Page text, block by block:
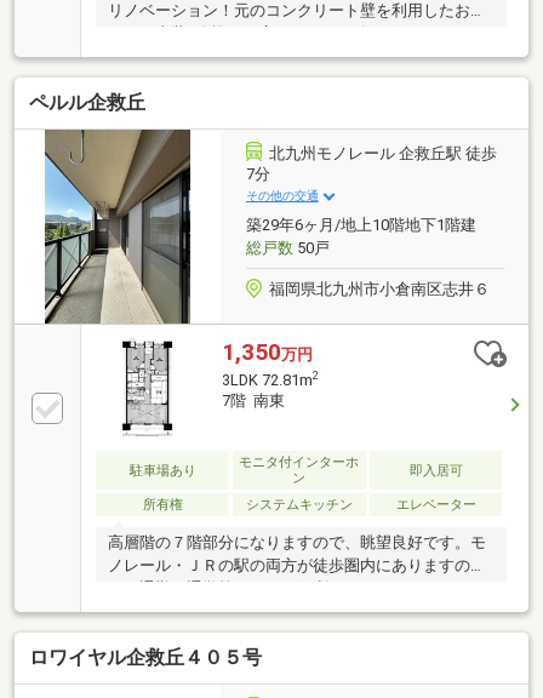
リノベーション！元のコンクリート壁を利用したおし
を感じる土間などこだわりを感じます♪●モノレール企
救丘駅 約497ｍ（徒歩7分）●モノレール志井駅 約
584ｍ（徒歩8分）●JR志井公園駅 約681ｍ（徒歩9
分）●西鉄バス「企救丘駅」停 約478ｍ（徒歩6分）●
志井小学校 約761ｍ（徒歩10分）●志徳中学校 約
1000ｍ（徒歩13分）●マルショク企救丘店 約383ｍ
（徒歩5分）●ファミリーマート小倉企救丘駅前店 約
432ｍ（徒歩6分）
ペルル企救丘
北九州モノレール 企救丘駅 徒歩
7分
その他の交通
築29年6ヶ月/地上10階地下1階建
総戸数50戸
福岡県北九州市小倉南区志井６
1,350万円
3LDK 72.81m2
7階 南東
駐車場あり
モニタ付インターホ
ン
即入居可
所有権 システムキッチン エレベーター
高層階の７階部分になりますので、眺望良好です。モ
ノレール・ＪＲの駅の両方が徒歩圏内にありますの
プールが目の前にありますので、夏は毎日のように泳
ぎに行けます。
ロワイヤル企救丘４０５号